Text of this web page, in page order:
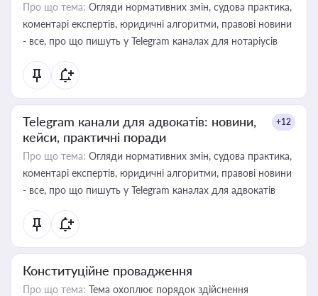
Про що тема: Огляди нормативних змін, судова практика,
коментарі експертів, юридичні алгоритми, правові новини
- все, про що пишуть у Telegram каналах для нотаріусів
Telegram канали для адвокатів: новини,
кейси, практичні поради
+12
Про що тема: Огляди нормативних змін, судова практика,
коментарі експертів, юридичні алгоритми, правові новини
- все, про що пишуть у Telegram каналах для адвокатів
Конституційне провадження
Про що тема: Тема охоплює порядок здійснення